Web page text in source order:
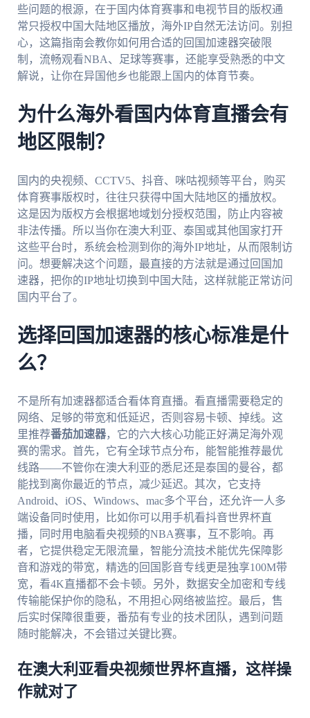
些问题的根源，在于国内体育赛事和电视节目的版权通
常只授权中国大陆地区播放，海外IP自然无法访问。别担
心，这篇指南会教你如何用合适的回国加速器突破限
制，流畅观看NBA、足球等赛事，还能享受熟悉的中文
解说，让你在异国他乡也能跟上国内的体育节奏。
为什么海外看国内体育直播会有
地区限制？
国内的央视频、CCTV5、抖音、咪咕视频等平台，购买
体育赛事版权时，往往只获得中国大陆地区的播放权。
这是因为版权方会根据地域划分授权范围，防止内容被
非法传播。所以当你在澳大利亚、泰国或其他国家打开
这些平台时，系统会检测到你的海外IP地址，从而限制访
问。想要解决这个问题，最直接的方法就是通过回国加
速器，把你的IP地址切换到中国大陆，这样就能正常访问
国内平台了。
选择回国加速器的核心标准是什
么？
不是所有加速器都适合看体育直播。看直播需要稳定的
网络、足够的带宽和低延迟，否则容易卡顿、掉线。这
里推荐番茄加速器，它的六大核心功能正好满足海外观
赛的需求。首先，它有全球节点分布，能智能推荐最优
线路——不管你在澳大利亚的悉尼还是泰国的曼谷，都
能找到离你最近的节点，减少延迟。其次，它支持
Android、iOS、Windows、mac多个平台，还允许一人多
端设备同时使用，比如你可以用手机看抖音世界杯直
播，同时用电脑看央视频的NBA赛事，互不影响。再
者，它提供稳定无限流量，智能分流技术能优先保障影
音和游戏的带宽，精选的回国影音专线更是独享100M带
宽，看4K直播都不会卡顿。另外，数据安全加密和专线
传输能保护你的隐私，不用担心网络被监控。最后，售
后实时保障很重要，番茄有专业的技术团队，遇到问题
随时能解决，不会错过关键比赛。
在澳大利亚看央视频世界杯直播，这样操
作就对了